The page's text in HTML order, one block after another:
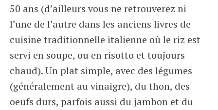
50 ans (d’ailleurs vous ne retrouverez ni
l’une de l’autre dans les anciens livres de
cuisine traditionnelle italienne où le riz est
servi en soupe, ou en risotto et toujours
chaud). Un plat simple, avec des légumes
(généralement au vinaigre), du thon, des
oeufs durs, parfois aussi du jambon et du